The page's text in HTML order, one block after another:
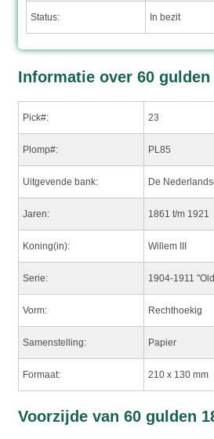
Status: In bezit
Informatie over 60
Pick#: 23
Plomp#: PL85
Uitgevende bank: De
Jaren: 1861 t/m 1921
Koning(in): Willem III
Serie: 1904-1911
Vorm: Rechthoekig
Samenstelling: Papier
Formaat: 210 x 130 mm
Voorzijde van 60 gulden